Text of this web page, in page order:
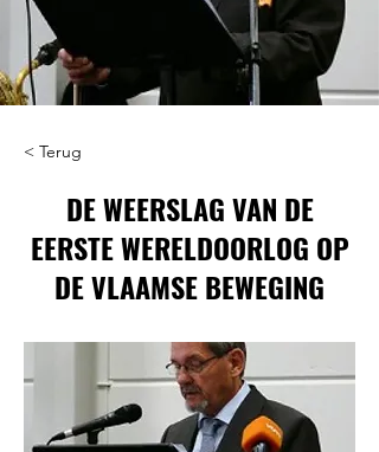
< Terug
DE WEERSLAG VAN DE
EERSTE WERELDOORLOG OP
DE VLAAMSE BEWEGING